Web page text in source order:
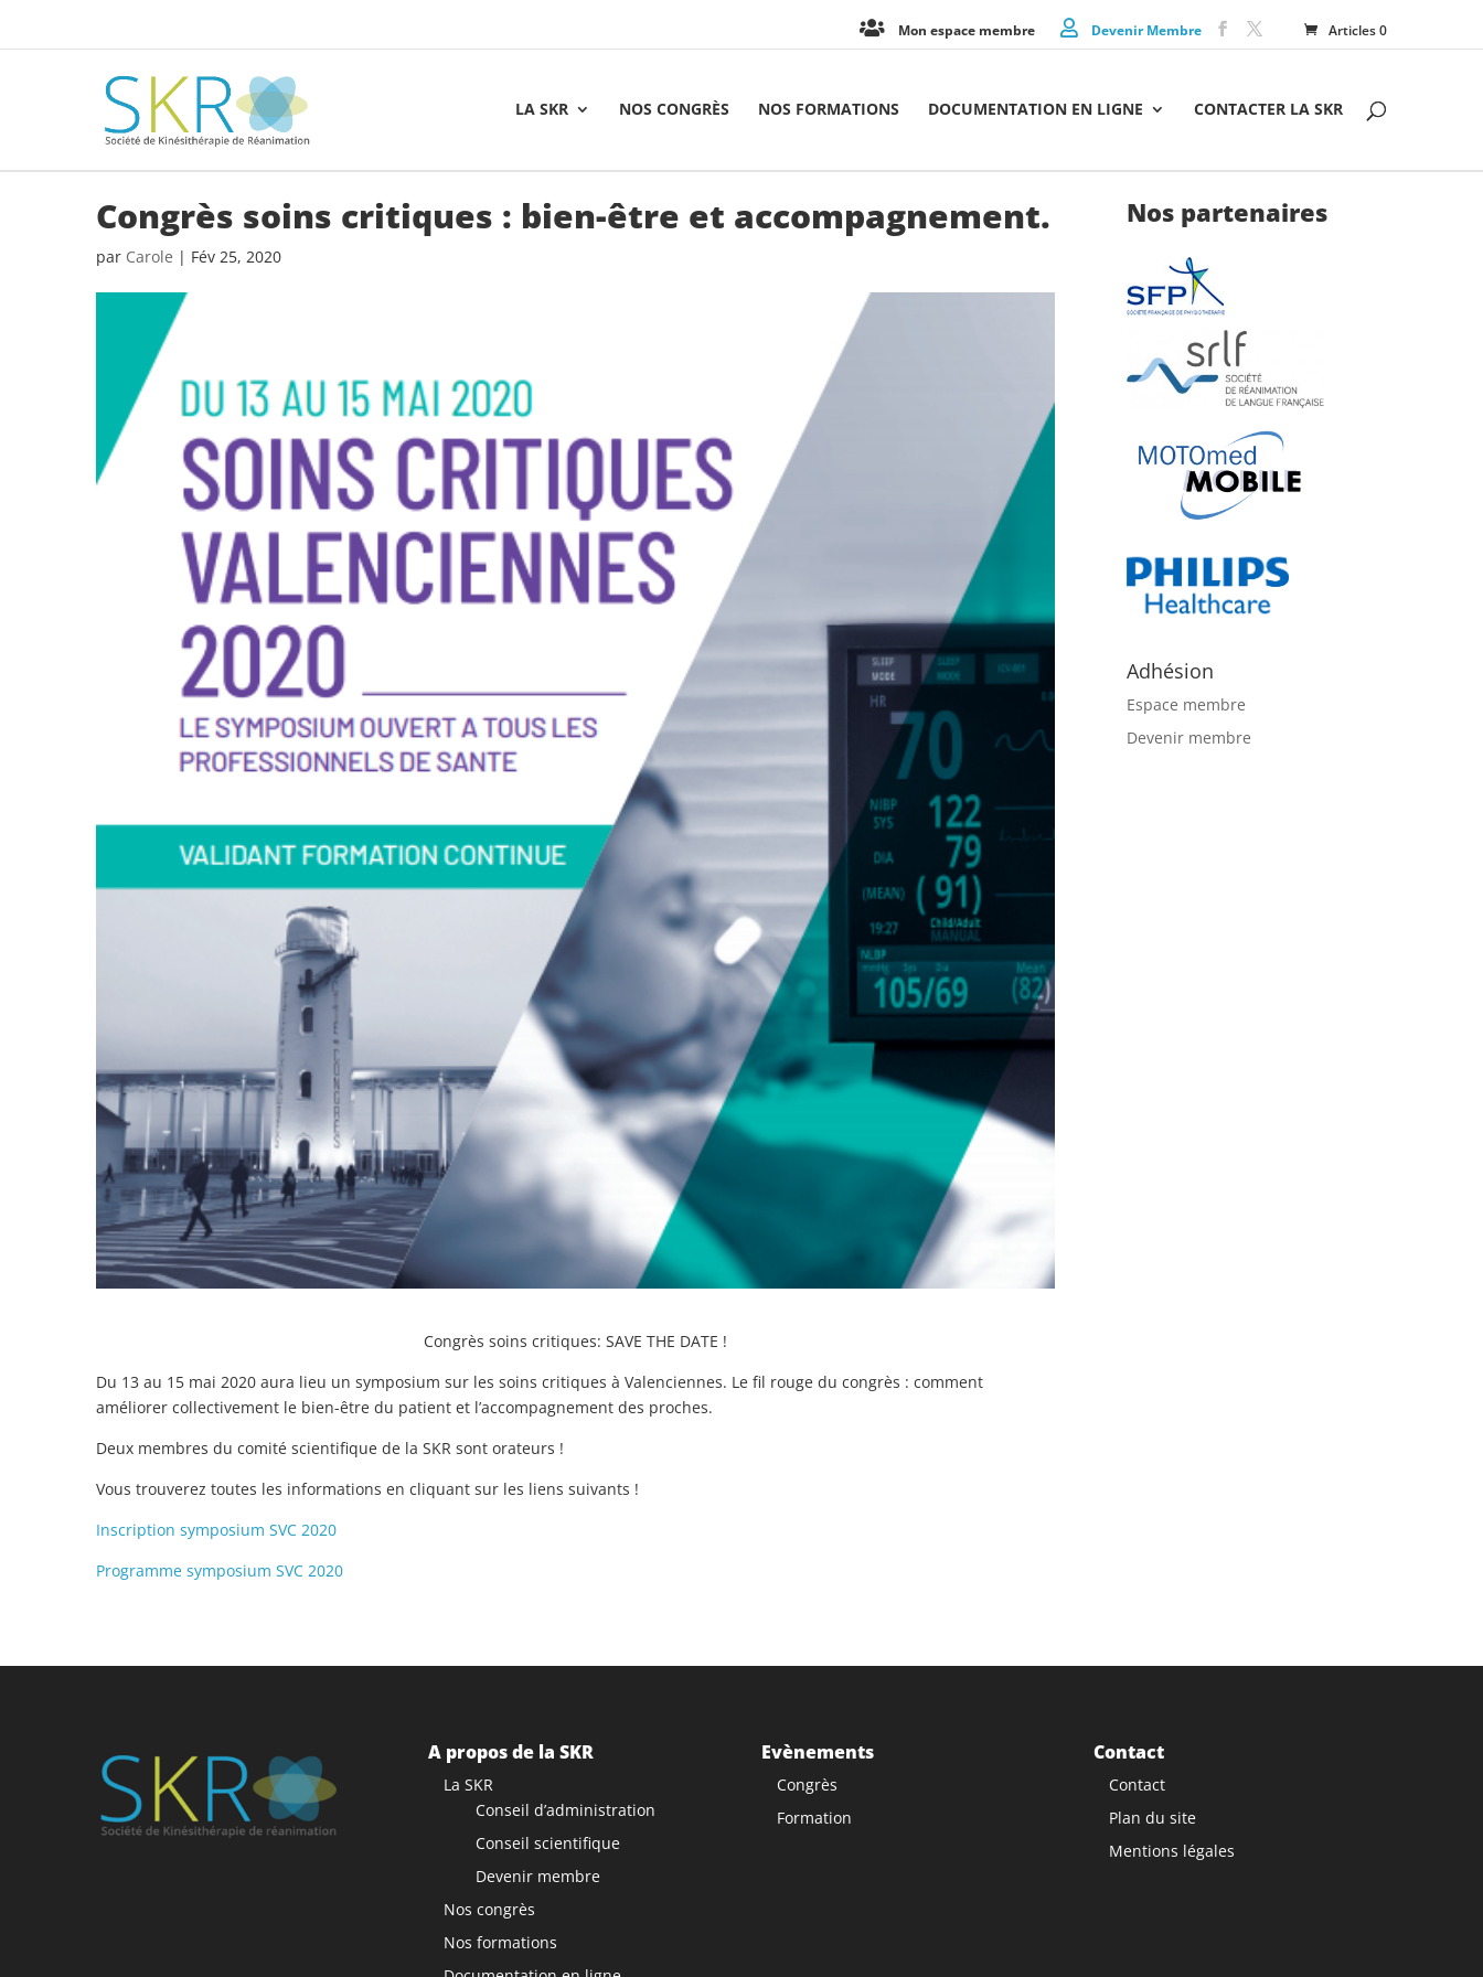
Articles 0
Mon espace membre Devenir Membre
LA SKR NOS CONGRÈS NOS FORMATIONS DOCUMENTATION EN LIGNE CONTACTER LA SKR
Congrès soins critiques : bien-être et accompagnement.
par Carole | Fév 25, 2020
Congrès soins critiques: SAVE THE DATE !
Du 13 au 15 mai 2020 aura lieu un symposium sur les soins critiques à Valenciennes. Le fil rouge du congrès : comment
améliorer collectivement le bien-être du patient et l’accompagnement des proches.
Deux membres du comité scientifique de la SKR sont orateurs !
Vous trouverez toutes les informations en cliquant sur les liens suivants !
Inscription symposium SVC 2020
Programme symposium SVC 2020
Nos partenaires
Adhésion
Espace membre
Devenir membre
A propos de la SKR
La SKR
Conseil d’administration
Conseil scientifique
Devenir membre
Nos congrès
Nos formations
Evènements
Congrès
Formation
Contact
Contact
Plan du site
Mentions légales